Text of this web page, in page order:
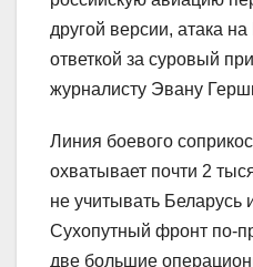
другой версии, атака
ответкой за суровый
журналисту Эвану
Линия боевого
охватывает почти 2
не учитывать Беларусь
Сухопутный фронт по-
две большие